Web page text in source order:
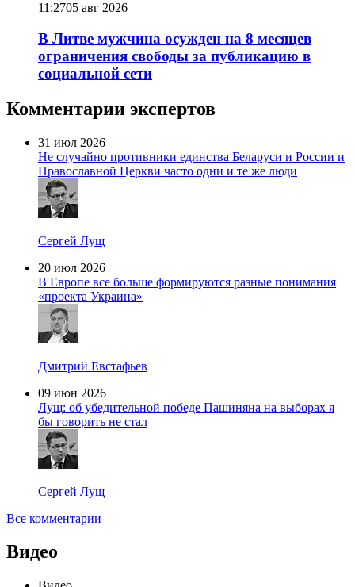
11:2705 авг 2026
В Литве мужчина осужден на 8 месяцев
ограничения свободы за публикацию в
социальной сети
Комментарии экспертов
31 июл 2026
Не случайно противники единства Беларуси и России и
Православной Церкви часто одни и те же люди
Сергей Лущ
20 июл 2026
В Европе все больше формируются разные понимания
«проекта Украина»
Дмитрий Евстафьев
09 июн 2026
Лущ: об убедительной победе Пашиняна на выборах я
бы говорить не стал
Сергей Лущ
Все комментарии
Видео